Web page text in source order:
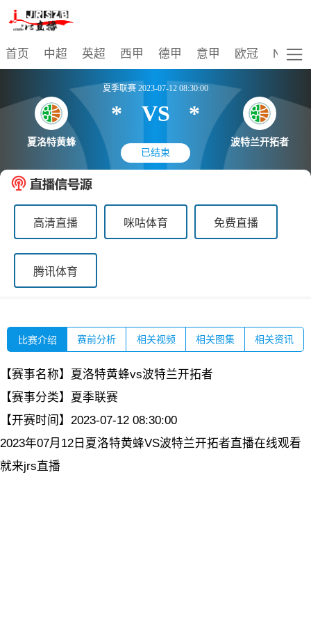
首页 中超 英超 西甲 德甲 意甲 欧冠 NBA
夏洛特黄蜂
夏季联赛 2023-07-12 08:30:00
* VS *
已结束
波特兰开拓者
高清直播 咪咕体育 免费直播
腾讯体育
比赛介绍 赛前分析 相关视频 相关图集 相关资讯
【赛事名称】 夏洛特黄蜂vs波特兰开拓者
【赛事分类】 夏季联赛
【开赛时间】 2023-07-12 08:30:00
2023年07月12日夏洛特黄蜂VS波特兰开拓者直播在线观看
就来jrs直播